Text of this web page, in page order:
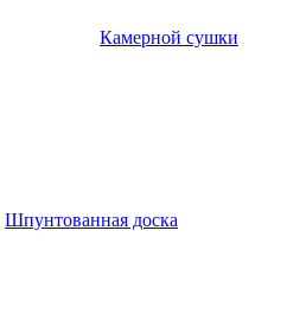
Камерной сушки
Шпунтованная доска